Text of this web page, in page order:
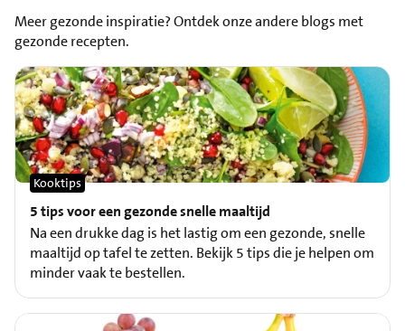
Meer gezonde inspiratie? Ontdek onze andere blogs met
gezonde recepten.
5 tips voor een gezonde snelle maaltijd
Kooktips
Na een drukke dag is het lastig om een gezonde, snelle
maaltijd op tafel te zetten. Bekijk 5 tips die je helpen om
minder vaak te bestellen.